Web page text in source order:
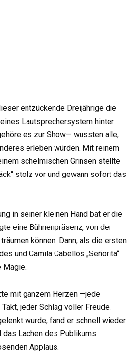
entzückende Dreijährige die
Lautsprechersystem hinter
es zur Show— wussten alle,
erleben würden. Mit reinem
schelmischen Grinsen stellte
stolz vor und gewann sofort das
in seiner kleinen Hand bat er die
eine Bühnenpräsenz, von der
können. Dann, als die ersten
und Camila Cabellos „Señorita“
Magie.
mit ganzem Herzen —jede
jeder Schlag voller Freude.
wurde, fand er schnell wieder
das Lachen des Publikums
Applaus.